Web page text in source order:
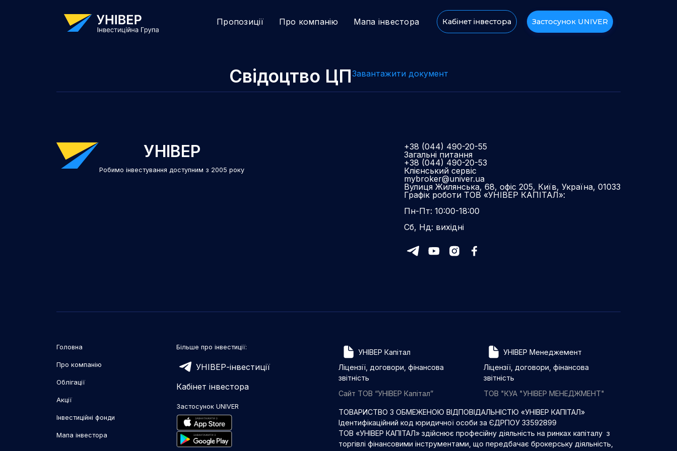
Пропозиції Про компанію Мапа інвестора Кабінет інвестора Застосунок UNIVER
Cвідоцтво ЦПЗавантажити документ
УНІВЕР
Робимо інвестування доступним з 2005 року
+38 (044) 490-20-55
Загальні питання
+38 (044) 490-20-53
Клієнський сервіс
mybroker@univer.ua
Вулиця Жилянська, 68, офіс 205, Київ, Україна, 01033
Графік роботи ТОВ «УНІВЕР КАПІТАЛ»:
Пн-Пт: 10:00-18:00
Сб, Нд: вихідні
Головна
Про компанію
Облігації
Акції
Інвестиційні фонди
Мапа інвестора
Більше про інвестиції:
УНІВЕР-інвестиції
Кабінет інвестора
Застосунок UNIVER
УНІВЕР Капітал
Ліцензії, договори, фінансова
звітність
Сайт ТОВ “УНІВЕР Капітал”
УНІВЕР Менеджемент
Ліцензії, договори, фінансова
звітність
ТОВ "КУА "УНІВЕР МЕНЕДЖМЕНТ"
ТОВАРИСТВО З ОБМЕЖЕНОЮ ВІДПОВІДАЛЬНІСТЮ «УНІВЕР КАПІТАЛ»
Ідентифікаційний код юридичної особи за ЄДРПОУ 33592899
ТОВ «УНІВЕР КАПІТАЛ» здійснює професійну діяльність на ринках капіталу з
торгівлі фінансовими інструментами, що передбачає брокерську діяльність,